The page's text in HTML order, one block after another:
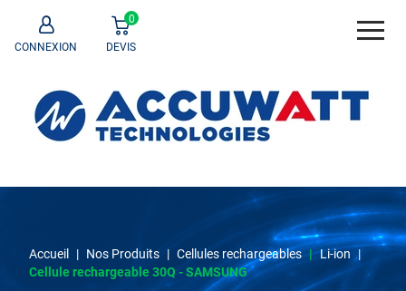
CONNEXION
0
DEVIS
Accueil | Nos Produits | Cellules rechargeables | Li-ion
|
Cellule rechargeable 30Q - SAMSUNG